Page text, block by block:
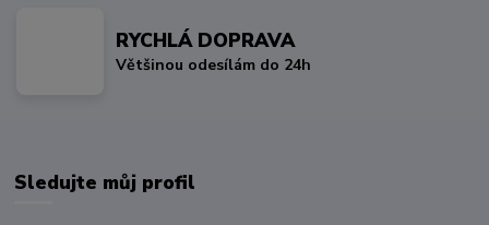
RYCHLÁ DOPRAVA
Většinou odesílám do 24h
Sledujte můj profil